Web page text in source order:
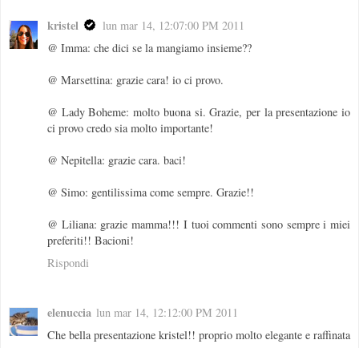
kristel
lun mar 14, 12:07:00 PM 2011
@ Imma: che dici se la mangiamo insieme??
@ Marsettina: grazie cara! io ci provo.
@ Lady Boheme: molto buona si. Grazie, per la presentazione io
ci provo credo sia molto importante!
@ Nepitella: grazie cara. baci!
@ Simo: gentilissima come sempre. Grazie!!
@ Liliana: grazie mamma!!! I tuoi commenti sono sempre i miei
preferiti!! Bacioni!
Rispondi
elenuccia lun mar 14, 12:12:00 PM 2011
Che bella presentazione kristel!! proprio molto elegante e raffinata